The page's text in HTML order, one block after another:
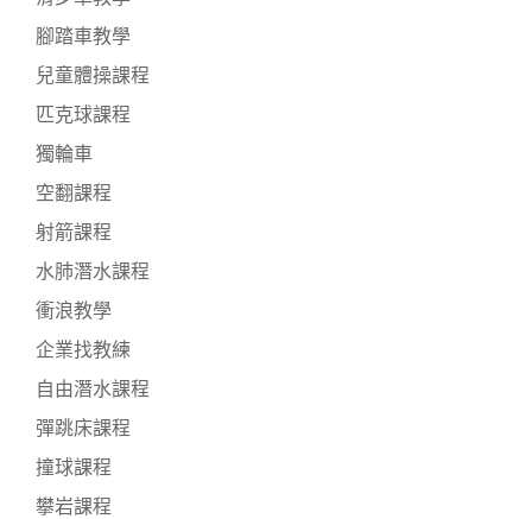
腳踏車教學
兒童體操課程
匹克球課程
獨輪車
空翻課程
射箭課程
水肺潛水課程
衝浪教學
企業找教練
自由潛水課程
彈跳床課程
撞球課程
攀岩課程